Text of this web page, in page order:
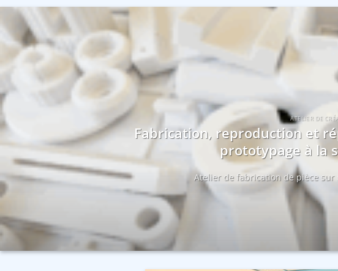
ATELIER DE
Fabrication, reproduction et
prototypage à la
Atelier de fabrication de pièce